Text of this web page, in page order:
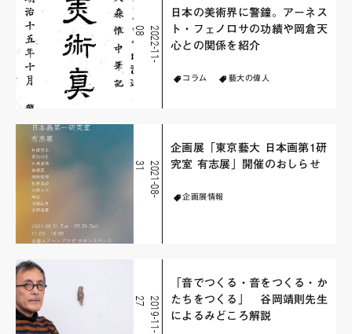
2
0
2
2
-
1
1
-
0
8
日本の美術界に警鐘。アーネス
ト・フェノロサの功績や岡倉天
心との関係を紹介
コラム 藝大の偉人
2
0
2
1
-
0
8
-
3
1
企画展「東京藝大 日本画第1研
究室 有志展」開催のおしらせ
企画展情報
2
0
1
9
-
1
1
-
2
7
「音でつくる・音をつくる・か
たちをつくる」 谷岡靖則先生
によるみどころ解説